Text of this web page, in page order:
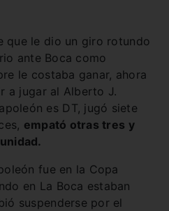
que le dio un giro rotundo
ante Boca como
le costaba ganar, ahora
a jugar al Alberto J.
es DT, jugó siete
empató otras tres y
fue en la Copa
en La Boca estaban
suspenderse por el